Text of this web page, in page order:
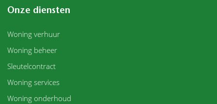
Onze diensten
Woning verhuur
Woning beheer
Sleutelcontract
Woning services
Woning onderhoud